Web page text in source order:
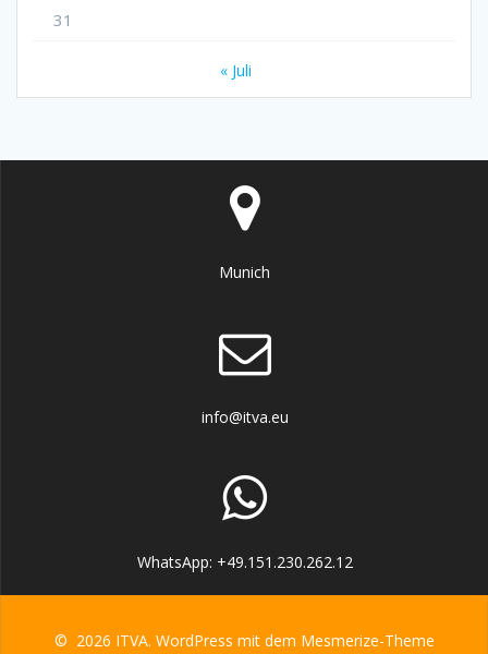
31
« Juli
Munich
info@itva.eu
WhatsApp: +49.151.230.262.12
© 2026 ITVA. WordPress mit dem Mesmerize-Theme